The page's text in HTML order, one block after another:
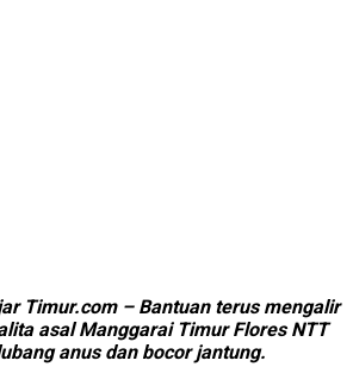
Timur.com – Bantuan terus mengalir
asal Manggarai Timur Flores NTT
anus dan bocor jantung.